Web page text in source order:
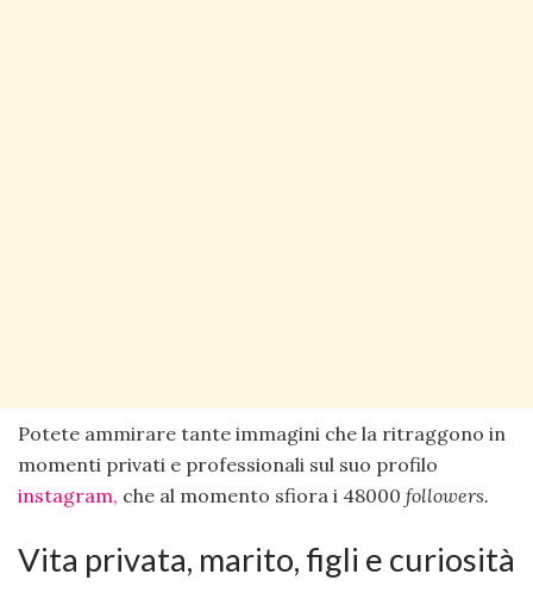
Potete ammirare tante immagini che la ritraggono in
momenti privati e professionali sul suo profilo
instagram, che al momento sfiora i 48000 followers.
Vita privata, marito, figli e curiosità